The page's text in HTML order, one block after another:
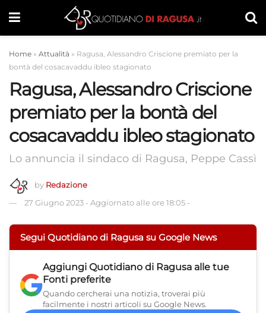
Home » Attualità » Ragusa, Alessandro Criscione premiato per la
bontà del cosacavaddu ibleo stagionato
Ragusa, Alessandro Criscione
premiato per la bontà del
cosacavaddu ibleo stagionato
Lo annuncia il sindaco di Ragusa, Peppe Cassì
by Redazione
27 Giugno 2023 - Aggiornato alle ore 18:05 -
Segui Quotidiano di Ragusa su Google News
Aggiungi Quotidiano di Ragusa alle tue
Fonti preferite
Quando cercherai una notizia, troverai più
facilmente i nostri articoli su Google News.